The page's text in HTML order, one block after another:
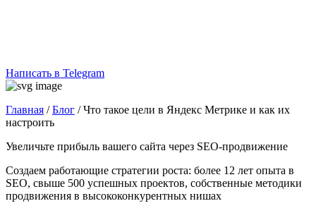
Написать в Telegram
Главная /Блог /Что такое цели в Яндекс Метрике и как их
настроить
Увеличьте прибыль вашего сайта через SEO-продвижение
Создаем работающие стратегии роста: более 12 лет опыта в
SEO, свыше 500 успешных проектов, собственные методики
продвижения в высококонкурентных нишах